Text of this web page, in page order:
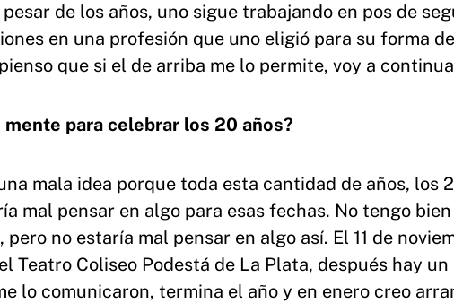
de los años, uno sigue trabajando en pos de
en una profesión que uno eligió para su forma
que si el de arriba me lo permite, voy a
para celebrar los 20 años?
mala idea porque toda esta cantidad de años, los
mal pensar en algo para esas fechas. No tengo
no estaría mal pensar en algo así. El 11 de
Teatro Coliseo Podestá de La Plata, después hay un
lo comunicaron, termina el año y en enero creo